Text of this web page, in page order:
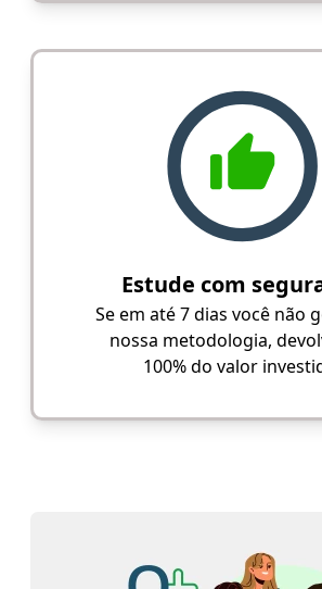
Estude com
Se em até 7 dias você não
nossa metodologia,
100% do valor